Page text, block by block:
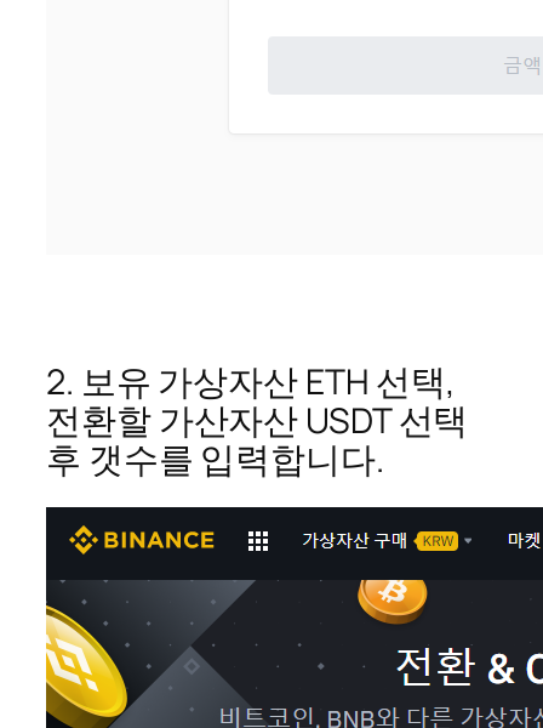
2. 보유 가상자산 ETH 선택,
전환할 가산자산 USDT 선택
후 갯수를 입력합니다.